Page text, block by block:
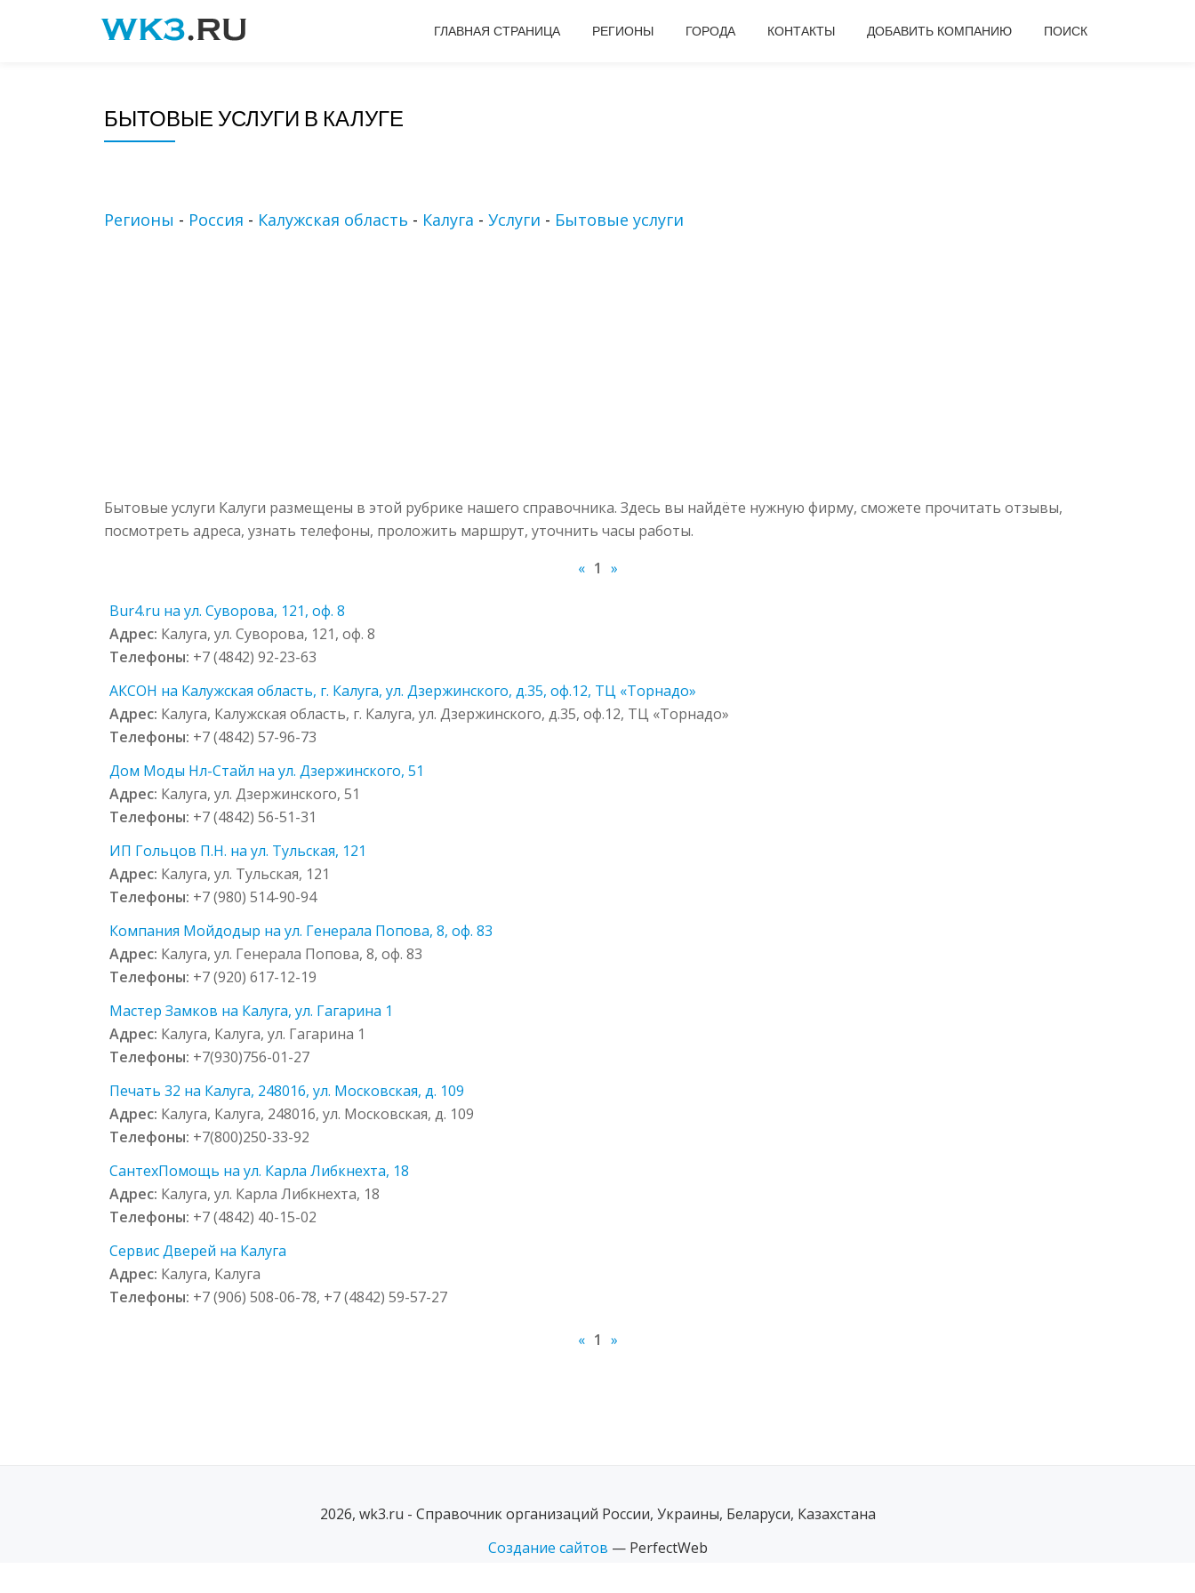
ГЛАВНАЯ СТРАНИЦА РЕГИОНЫ ГОРОДА КОНТАКТЫ ДОБАВИТЬ КОМПАНИЮ ПОИСК
БЫТОВЫЕ УСЛУГИ В КАЛУГЕ
Регионы - Россия - Калужская область - Калуга - Услуги - Бытовые услуги
Бытовые услуги Калуги размещены в этой рубрике нашего справочника. Здесь вы найдёте нужную фирму, сможете прочитать отзывы,
посмотреть адреса, узнать телефоны, проложить маршрут, уточнить часы работы.
« 1 »
Bur4.ru на ул. Суворова, 121, оф. 8
Адрес: Калуга, ул. Суворова, 121, оф. 8
Телефоны: +7 (4842) 92-23-63
АКСОН на Калужская область, г. Калуга, ул. Дзержинского, д.35, оф.12, ТЦ «Торнадо»
Адрес: Калуга, Калужская область, г. Калуга, ул. Дзержинского, д.35, оф.12, ТЦ «Торнадо»
Телефоны: +7 (4842) 57-96-73
Дом Моды Нл-Стайл на ул. Дзержинского, 51
Адрес: Калуга, ул. Дзержинского, 51
Телефоны: +7 (4842) 56-51-31
ИП Гольцов П.Н. на ул. Тульская, 121
Адрес: Калуга, ул. Тульская, 121
Телефоны: +7 (980) 514-90-94
Компания Мойдодыр на ул. Генерала Попова, 8, оф. 83
Адрес: Калуга, ул. Генерала Попова, 8, оф. 83
Телефоны: +7 (920) 617-12-19
Мастер Замков на Калуга, ул. Гагарина 1
Адрес: Калуга, Калуга, ул. Гагарина 1
Телефоны: +7(930)756-01-27
Печать 32 на Калуга, 248016, ул. Московская, д. 109
Адрес: Калуга, Калуга, 248016, ул. Московская, д. 109
Телефоны: +7(800)250-33-92
СантехПомощь на ул. Карла Либкнехта, 18
Адрес: Калуга, ул. Карла Либкнехта, 18
Телефоны: +7 (4842) 40-15-02
Сервис Дверей на Калуга
Адрес: Калуга, Калуга
Телефоны: +7 (906) 508-06-78, +7 (4842) 59-57-27
« 1 »
2026, wk3.ru - Справочник организаций России, Украины, Беларуси, Казахстана
Создание сайтов — PerfectWeb